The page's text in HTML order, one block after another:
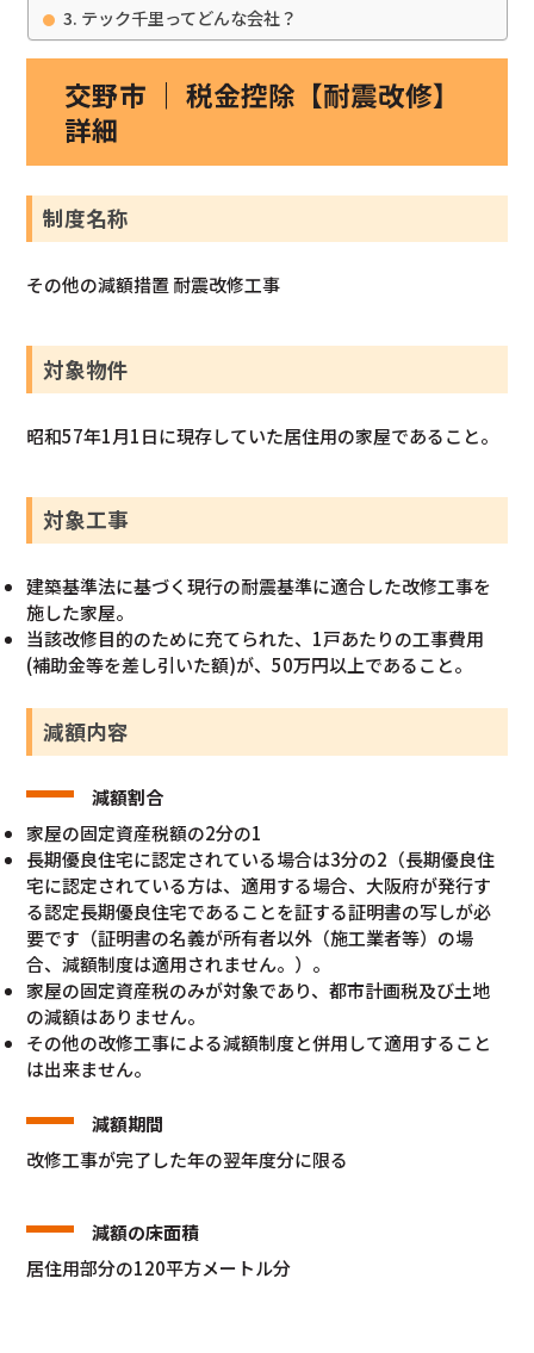
テック千里ってどんな会社？
交野市 ｜ 税金控除【耐震改修】
詳細
制度名称
その他の減額措置 耐震改修工事
対象物件
昭和57年1月1日に現存していた居住用の家屋であること。
対象工事
建築基準法に基づく現行の耐震基準に適合した改修工事を
施した家屋。
当該改修目的のために充てられた、1戸あたりの工事費用
(補助金等を差し引いた額)が、50万円以上であること。
減額内容
減額割合
家屋の固定資産税額の2分の1
長期優良住宅に認定されている場合は3分の2（長期優良住
宅に認定されている方は、適用する場合、大阪府が発行す
る認定長期優良住宅であることを証する証明書の写しが必
要です（証明書の名義が所有者以外（施工業者等）の場
合、減額制度は適用されません。）。
家屋の固定資産税のみが対象であり、都市計画税及び土地
の減額はありません。
その他の改修工事による減額制度と併用して適用すること
は出来ません。
減額期間
改修工事が完了した年の翌年度分に限る
減額の床面積
居住用部分の120平方メートル分